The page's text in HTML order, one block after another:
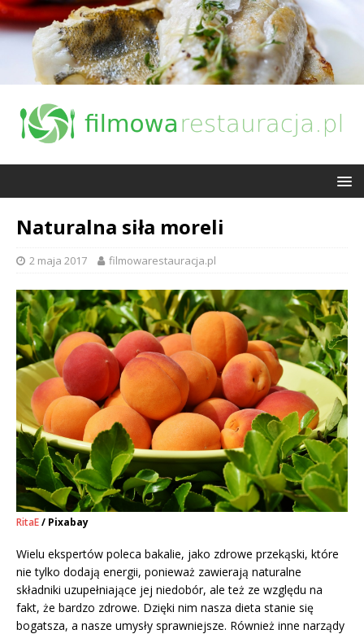
Naturalna siła moreli
2 maja 2017 filmowarestauracja.pl
RitaE/ Pixabay
Wielu ekspertów poleca bakalie, jako zdrowe przekąski, które
nie tylko dodają energii, ponieważ zawierają naturalne
składniki uzupełniające jej niedobór, ale też ze względu na
fakt, że bardzo zdrowe. Dzięki nim nasza dieta stanie się
bogatsza, a nasze umysły sprawniejsze. Również inne narządy